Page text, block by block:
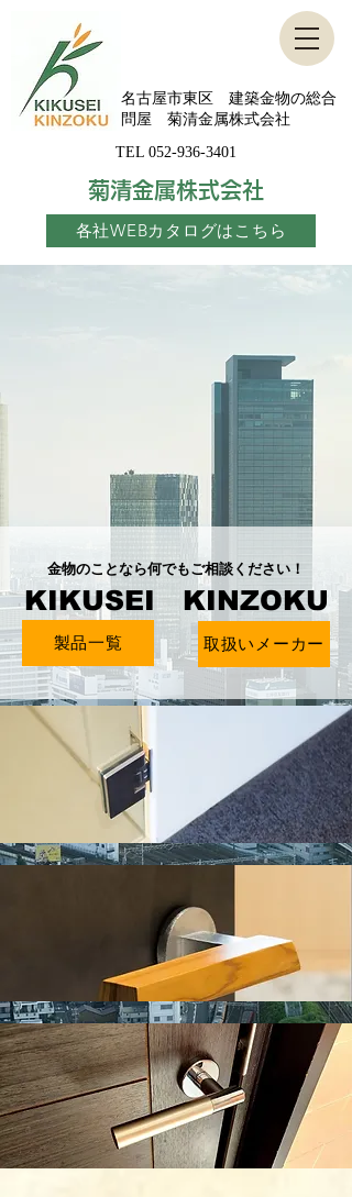
名古屋市東区 建築金物の総合
問屋 菊清金属株式会社
TEL 052-936-3401
菊清金属株式会社
各社WEBカタログはこちら
金物のことなら何でもご相談ください！
KIKUSEI KINZOKU
製品一覧 取扱いメーカー